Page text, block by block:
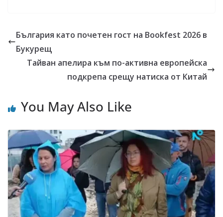
България като почетен гост на Bookfest 2026 в
Букурещ
Тайван апелира към по-активна европейска
подкрепа срещу натиска от Китай
You May Also Like